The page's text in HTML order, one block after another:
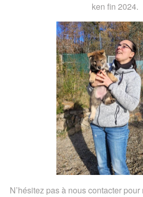
ken fin 2024.
N’hésitez pas à nous contacter